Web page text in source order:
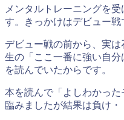
メンタルトレーニングを
す。きっかけはデビュー戦
デビュー戦の前から、実
生の「ここ一番に強い自
を読んでいたからです。
本を読んで「よしわかっ
臨みましたが結果は負け・